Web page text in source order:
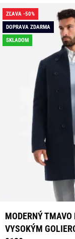
ZĽAVA -50%
DOPRAVA ZDARMA
SKLADOM
MODERNÝ
VYSOKÝM